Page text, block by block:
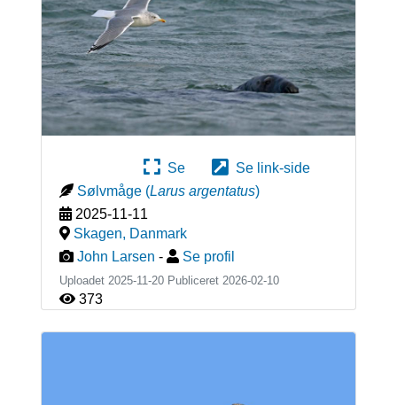
Se
Se link-side
Sølvmåge (Larus argentatus)
2025-11-11
Skagen, Danmark
John Larsen - Se profil
Uploadet 2025-11-20 Publiceret 2026-02-10
373